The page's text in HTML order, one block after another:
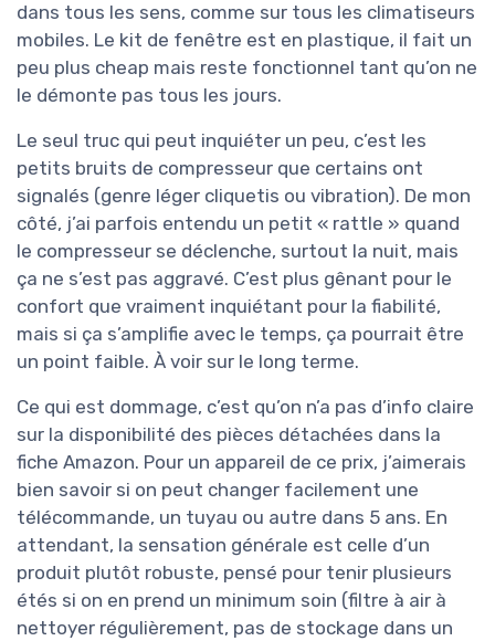
dans tous les sens, comme sur tous les climatiseurs
mobiles. Le kit de fenêtre est en plastique, il fait un
peu plus cheap mais reste fonctionnel tant qu’on ne
le démonte pas tous les jours.
Le seul truc qui peut inquiéter un peu, c’est les
petits bruits de compresseur que certains ont
signalés (genre léger cliquetis ou vibration). De mon
côté, j’ai parfois entendu un petit « rattle » quand
le compresseur se déclenche, surtout la nuit, mais
ça ne s’est pas aggravé. C’est plus gênant pour le
confort que vraiment inquiétant pour la fiabilité,
mais si ça s’amplifie avec le temps, ça pourrait être
un point faible. À voir sur le long terme.
Ce qui est dommage, c’est qu’on n’a pas d’info claire
sur la disponibilité des pièces détachées dans la
fiche Amazon. Pour un appareil de ce prix, j’aimerais
bien savoir si on peut changer facilement une
télécommande, un tuyau ou autre dans 5 ans. En
attendant, la sensation générale est celle d’un
produit plutôt robuste, pensé pour tenir plusieurs
étés si on en prend un minimum soin (filtre à air à
nettoyer régulièrement, pas de stockage dans un